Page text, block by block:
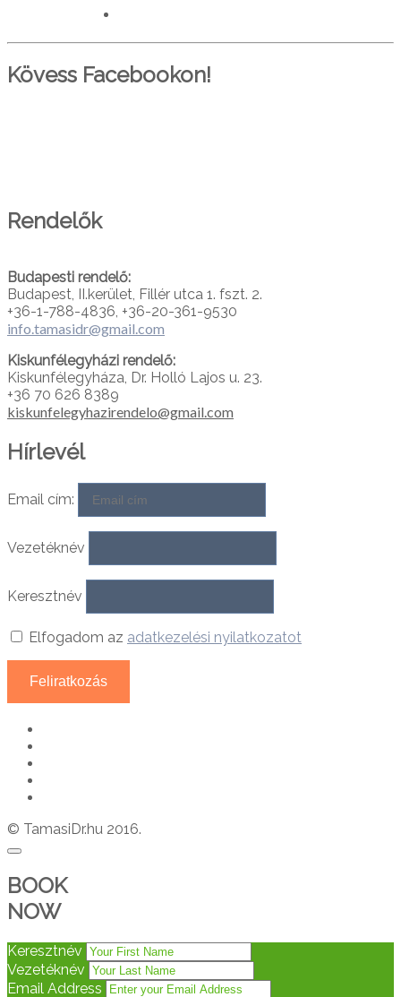
Kövess Facebookon!
Rendelők
Budapesti rendelő:
Budapest, II.kerület, Fillér utca 1. fszt. 2.
+36-1-788-4836, +36-20-361-9530
info.tamasidr@gmail.com
Kiskunfélegyházi rendelő:
Kiskunfélegyháza, Dr. Holló Lajos u. 23.
+36 70 626 8389
kiskunfelegyhazirendelo@gmail.com
Hírlevél
Email cím:
Vezetéknév
Keresztnév
Elfogadom az adatkezelési nyilatkozatot
© TamasiDr.hu 2016.
BOOK
NOW
Keresztnév
Vezetéknév
Email Address